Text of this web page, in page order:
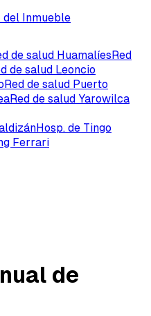
del Inmueble
de salud HuamalíesRed
de salud Leoncio
Red de salud Puerto
Red de salud Yarowilca
Hosp. de Tingo
Ferrari
de